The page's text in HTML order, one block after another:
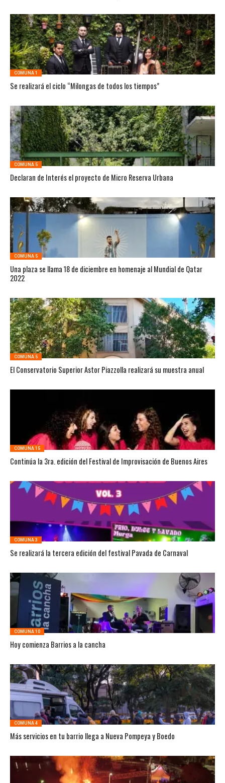
COMUNA 1
Se realizará el ciclo “Milongas de todos los tiempos”
COMUNA 5
Declaran de Interés el proyecto de Micro Reserva Urbana
COMUNA 5
Una plaza se llama 18 de diciembre en homenaje al Mundial de Qatar
2022
COMUNA 5
El Conservatorio Superior Astor Piazzolla realizará su muestra anual
COMUNA 15
Continúa la 3ra. edición del Festival de Improvisación de Buenos Aires
COMUNA 3
Se realizará la tercera edición del festival Pavada de Carnaval
COMUNA 10
Hoy comienza Barrios a la cancha
COMUNA 4
Más servicios en tu barrio llega a Nueva Pompeya y Boedo